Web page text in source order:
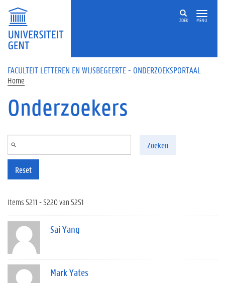
Overslaan en naar de inhoud gaan
ZOEK MENU
FACULTEIT LETTEREN EN WIJSBEGEERTE - ONDERZOEKSPORTAAL
Home
Onderzoekers
Zoeken
Reset
Items 5211 - 5220 van 5251
Sai Yang
Mark Yates